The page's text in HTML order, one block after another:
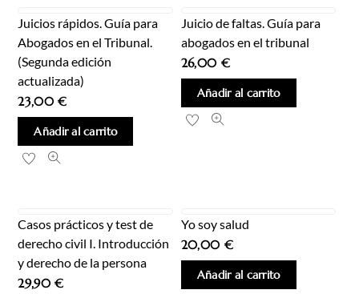
Juicios rápidos. Guía para
Abogados en el Tribunal.
(Segunda edición
actualizada)
23,00€
Añadir al carrito
Juicio de faltas. Guía para
abogados en el tribunal
26,00 €
Añadir al carrito
Casos prácticos y test de
derecho civil I. Introducción
y derecho de la persona
29,90€
Yo soy salud
20,00 €
Añadir al carrito